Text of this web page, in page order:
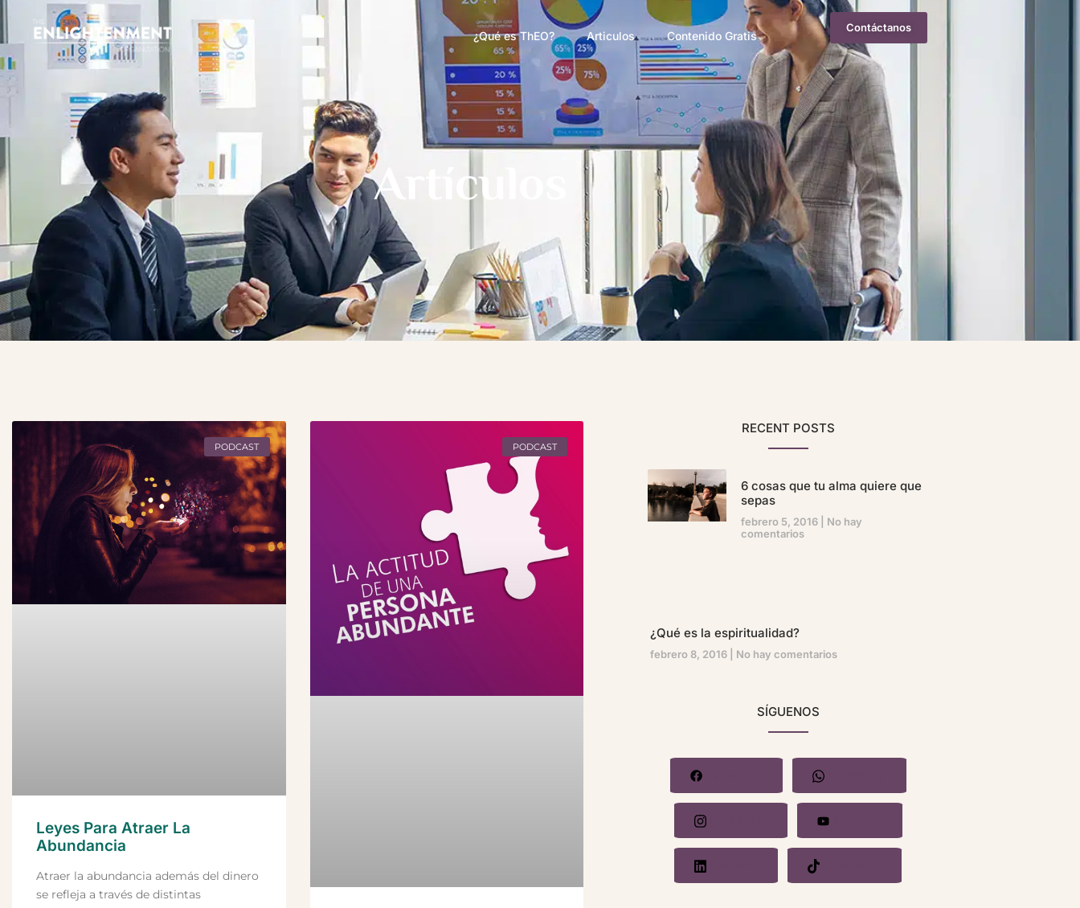
¿Qué es ThEO? Articulos Contenido Gratis
Contáctanos
Artículos
PODCAST
Leyes Para Atraer La
Abundancia
Atraer la abundancia además del dinero
se refleja a través de distintas
PODCAST
RECENT POSTS
6 cosas que tu alma quiere que
sepas
febrero 5, 2016
No hay
comentarios
¿Qué es la espiritualidad?
febrero 8, 2016 No hay comentarios
SÍGUENOS
Facebook Whatsapp
Instagram YouTube